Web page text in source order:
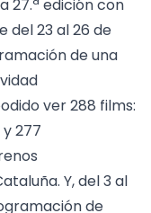
27.ª edición con
del 23 al 26 de
de una
ver 288 films:
277
Y, del 3 al
de